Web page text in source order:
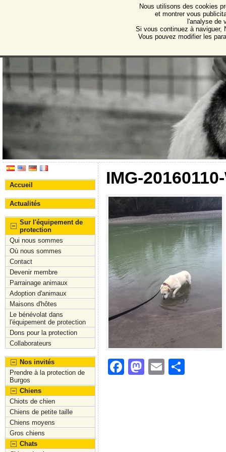
Protectora de Animales
Association pour la protection des animaux et des
Accueil
Actualités
Sur l'équipement de
protection
Qui nous sommes
Où nous sommes
Contact
Devenir membre
Parrainage animaux
Adoption d'animaux
Maisons d'hôtes
Le bénévolat dans
l'équipement de protection
Dons pour la protection
Collaborateurs
Nos invités
Prendre à la protection de
Burgos
Chiens
Chiots de chien
Chiens de petite taille
Chiens moyens
Gros chiens
Chats
IMG-
F
M
E
Nous utilisons des cookies
et montrer vous
l'analyse de
Si vous continuez à naviguer,
Vous pouvez modifier les